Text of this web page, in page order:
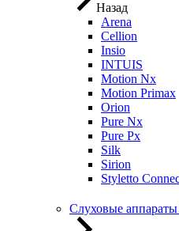
Назад
Arena
Cellion
Insio
INTUIS
Motion Nx
Motion Primax
Orion
Pure Nx
Pure Px
Silk
Sirion
Styletto
Слуховые